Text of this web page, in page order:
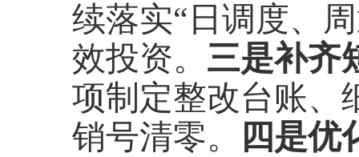
续落实“日调度、
效投资。 三是补齐
项制定整改台账、
销号清零。
四是优